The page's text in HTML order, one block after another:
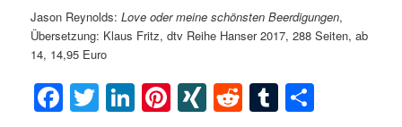
Jason Reynolds:Love oder meine schönsten Beerdigungen,
Übersetzung: Klaus Fritz, dtv Reihe Hanser 2017, 288 Seiten, ab
14, 14,95 Euro
Facebook
Twitter
LinkedIn
Pinterest
XINGRedditTumblr